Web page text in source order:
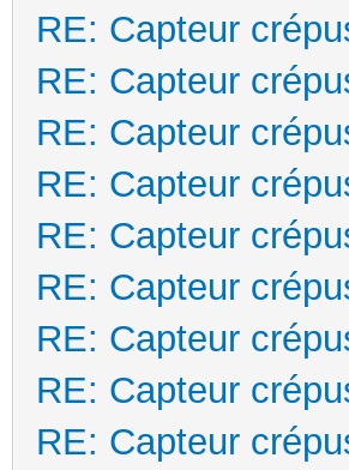
RE: Capteur
RE: Capteur
RE: Capteur
RE: Capteur
RE: Capteur
RE: Capteur
RE: Capteur
RE: Capteur
RE: Capteur